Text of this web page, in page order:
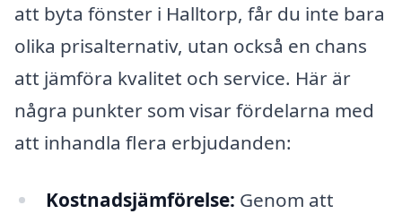
att byta fönster i Halltorp, får du inte bara
olika prisalternativ, utan också en chans
att jämföra kvalitet och service. Här är
några punkter som visar fördelarna med
att inhandla flera erbjudanden:
Kostnadsjämförelse: Genom att